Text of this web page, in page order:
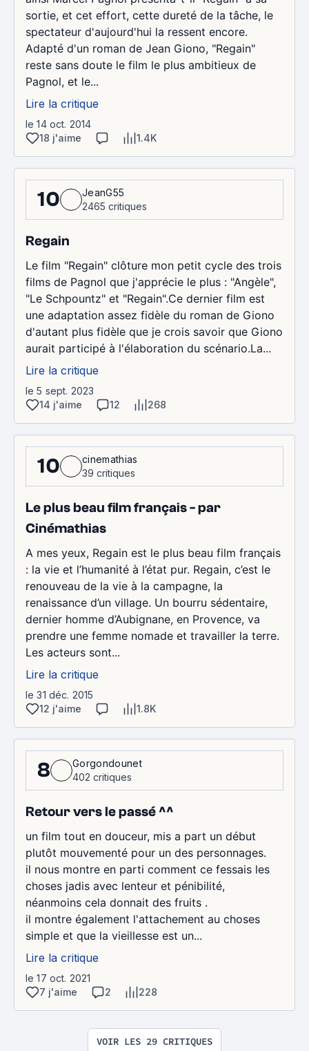
sortie, et cet effort, cette dureté de la tâche, le
spectateur d'aujourd'hui la ressent encore.
Adapté d'un roman de Jean Giono, "Regain"
reste sans doute le film le plus ambitieux de
Pagnol, et le...
Lire la critique
le 14 oct. 2014
18 j'aime
1.4K
10
JeanG55
2465 critiques
Regain
Le film "Regain" clôture mon petit cycle des trois
films de Pagnol que j'apprécie le plus : "Angèle",
"Le Schpountz" et "Regain".Ce dernier film est
une adaptation assez fidèle du roman de Giono
d'autant plus fidèle que je crois savoir que Giono
aurait participé à l'élaboration du scénario.La...
Lire la critique
le 5 sept. 2023
14 j'aime
12 268
10
cinemathias
39 critiques
Le plus beau film français - par
Cinémathias
A mes yeux, Regain est le plus beau film français
: la vie et l’humanité à l’état pur. Regain, c’est le
renouveau de la vie à la campagne, la
renaissance d’un village. Un bourru sédentaire,
dernier homme d’Aubignane, en Provence, va
prendre une femme nomade et travailler la terre.
Les acteurs sont...
Lire la critique
le 31 déc. 2015
12 j'aime
1.8K
8
Gorgondounet
402 critiques
Retour vers le passé ^^
un film tout en douceur, mis a part un début
plutôt mouvementé pour un des personnages.
il nous montre en parti comment ce fessais les
choses jadis avec lenteur et pénibilité,
néanmoins cela donnait des fruits .
il montre également l'attachement au choses
simple et que la vieillesse est un...
Lire la critique
le 17 oct. 2021
7 j'aime
2 228
VOIR LES 29 CRITIQUES